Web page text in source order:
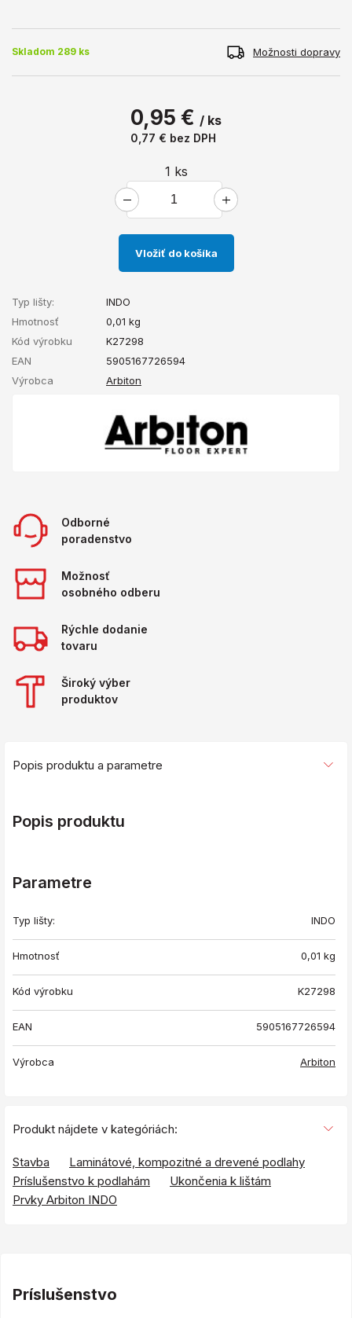
Skladom 289 ks Možnosti dopravy
0,95 € / ks
0,77 € bez DPH
1 ks
Vložiť do košíka
Typ lišty:
INDO
Hmotnosť
0,01 kg
Kód výrobku
K27298
EAN
5905167726594
Výrobca
Arbiton
Odborné
poradenstvo
Možnosť
osobného odberu
Rýchle dodanie
tovaru
Široký výber
produktov
Popis produktu a parametre
Popis produktu
Parametre
Typ lišty: INDO
Hmotnosť 0,01 kg
Kód výrobku K27298
EAN 5905167726594
Výrobca Arbiton
Produkt nájdete v kategóriách:
Stavba
Laminátové, kompozitné a drevené podlahy
Príslušenstvo k podlahám
Ukončenia k lištám
Prvky Arbiton INDO
Príslušenstvo